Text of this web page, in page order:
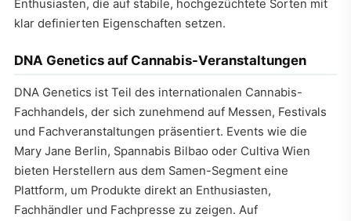
Enthusiasten, die auf stabile, hochgezüchtete Sorten mit
klar definierten Eigenschaften setzen.
DNA Genetics auf Cannabis-Veranstaltungen
DNA Genetics ist Teil des internationalen Cannabis-
Fachhandels, der sich zunehmend auf Messen, Festivals
und Fachveranstaltungen präsentiert. Events wie die
Mary Jane Berlin, Spannabis Bilbao oder Cultiva Wien
bieten Herstellern aus dem Samen-Segment eine
Plattform, um Produkte direkt an Enthusiasten,
Fachhändler und Fachpresse zu zeigen. Auf